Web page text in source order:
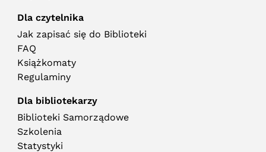
Dla czytelnika
Jak zapisać się do Biblioteki
FAQ
Książkomaty
Regulaminy
Dla bibliotekarzy
Biblioteki Samorządowe
Szkolenia
Statystyki